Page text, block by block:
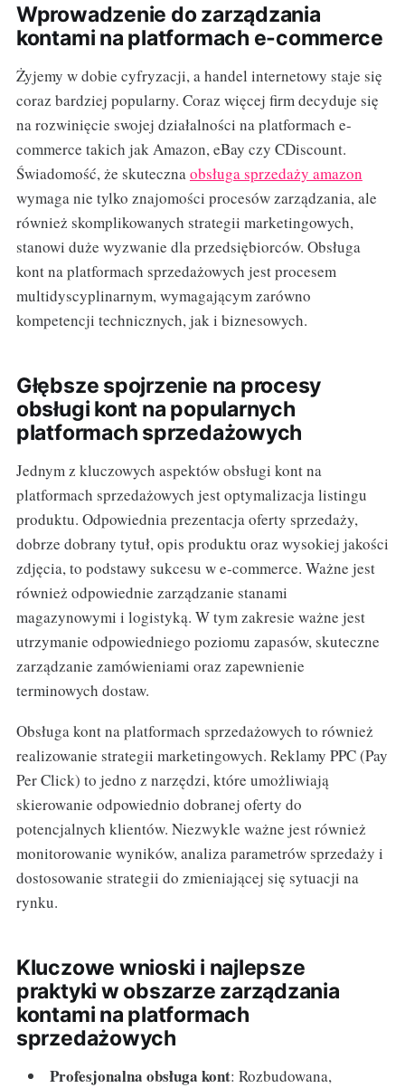
Wprowadzenie do zarządzania
kontami na platformach e-commerce
Żyjemy w dobie cyfryzacji, a handel internetowy staje się
coraz bardziej popularny. Coraz więcej firm decyduje się
na rozwinięcie swojej działalności na platformach e-
commerce takich jak Amazon, eBay czy CDiscount.
Świadomość, że skutecznaobsługa sprzedaży amazon
wymaga nie tylko znajomości procesów zarządzania, ale
również skomplikowanych strategii marketingowych,
stanowi duże wyzwanie dla przedsiębiorców. Obsługa
kont na platformach sprzedażowych jest procesem
multidyscyplinarnym, wymagającym zarówno
kompetencji technicznych, jak i biznesowych.
Głębsze spojrzenie na procesy
obsługi kont na popularnych
platformach sprzedażowych
Jednym z kluczowych aspektów obsługi kont na
platformach sprzedażowych jest optymalizacja listingu
produktu. Odpowiednia prezentacja oferty sprzedaży,
dobrze dobrany tytuł, opis produktu oraz wysokiej jakości
zdjęcia, to podstawy sukcesu w e-commerce. Ważne jest
również odpowiednie zarządzanie stanami
magazynowymi i logistyką. W tym zakresie ważne jest
utrzymanie odpowiedniego poziomu zapasów, skuteczne
zarządzanie zamówieniami oraz zapewnienie
terminowych dostaw.
Obsługa kont na platformach sprzedażowych to również
realizowanie strategii marketingowych. Reklamy PPC (Pay
Per Click) to jedno z narzędzi, które umożliwiają
skierowanie odpowiednio dobranej oferty do
potencjalnych klientów. Niezwykle ważne jest również
monitorowanie wyników, analiza parametrów sprzedaży i
dostosowanie strategii do zmieniającej się sytuacji na
rynku.
Kluczowe wnioski i najlepsze
praktyki w obszarze zarządzania
kontami na platformach
sprzedażowych
Profesjonalna obsługa kont: Rozbudowana,